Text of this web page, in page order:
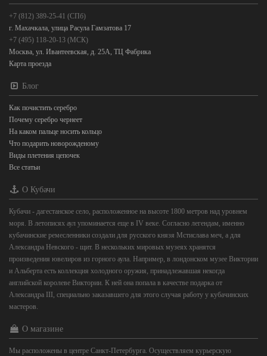
+7 (812) 389-25-41 (СПб)
г. Махачкала, улица Расула Гамзатова 17
+7 (495) 118-20-13 (МСК)
Москва, ул. Ивантеевская, д. 25А, ТЦ Фабрика
Карта проезда
Блог
Как почистить серебро
Почему серебро чернеет
На каком пальце носить кольцо
Что подарить новорожденому
Виды плетения цепочек
Все статьи
О Кубачи
Кубачи - дагестанское село, расположенное на высоте 1800 метров над уровнем
моря. В летописях аул упоминается еще в IV веке. Согласно легендам, именно
кубачинские ремесленники создали для русского князя Мстислава меч, а для
Александра Невского - щит. В нескольких мировых музеях хранятся
произведения ювелиров из горного аула. Например, в лондонском музее Виктории
и Альберта есть коллекция холодного оружия, принадлежавшая некогда
английской королеве Виктории. К ней она попала в качестве подарка от
Александра III, специально заказавшего для этого случая работу у кубачинских
мастеров.
О магазине
Мы расположены в центре Санкт-Петербурга. Осуществляем курьерскую